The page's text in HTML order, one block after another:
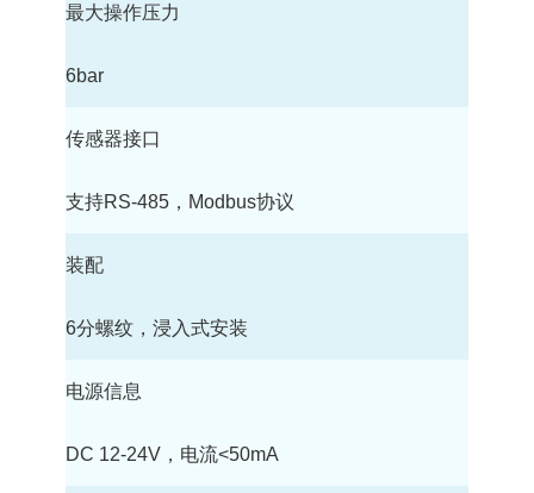
最大操作压力
6bar
传感器接口
支持RS-485，Modbus协议
装配
6分螺纹，浸入式安装
电源信息
DC 12-24V，电流<50mA